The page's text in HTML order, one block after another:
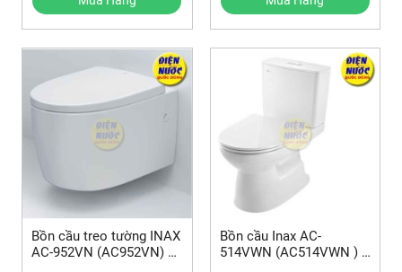
Bồn cầu treo tường INAX
AC-952VN (AC952VN) và
Bồn cầu Inax AC-
514VWN (AC514VWN ) 2